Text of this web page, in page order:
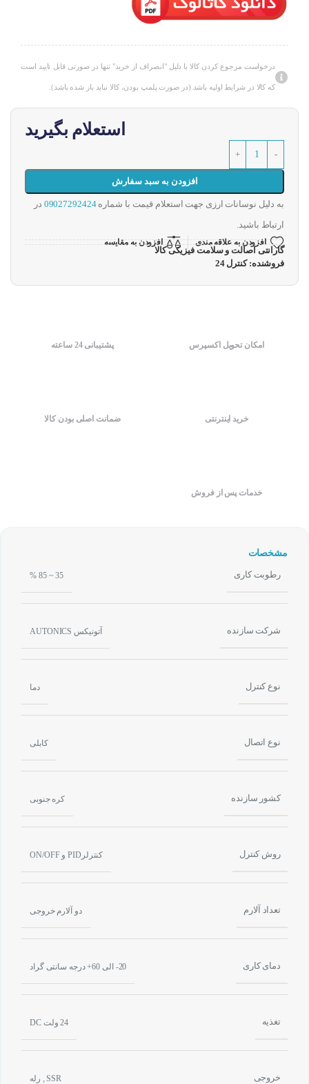
درخواست مرجوع کردن کالا با دلیل "انصراف از خرید" تنها در صورتی قابل تایید است
که کالا در شرایط اولیه باشد (در صورت پلمپ بودن، کالا نباید باز شده باشد).
استعلام بگیرید
افزودن به سبد سفارش
به دلیل نوسانات ارزی جهت استعلام قیمت با شماره09027292424 در
ارتباط باشید.
افزودن به علاقه مندی افزودن به مقایسه
گارانتی اصالت و سلامت فیزیکی کالا
فروشنده: کنترل 24
امکان تحویل اکسپرس پشتیبانی 24 ساعته
خرید اینترنتی ضمانت اصلی بودن کالا
خدمات پس از فروش
مشخصات
رطوبت کاری 35 ~ 85 %
شرکت سازنده آتونیکس AUTONICS
نوع کنترل دما
نوع اتصال کابلی
کشور سازنده کره جنوبی
روش کنترل کنترلرPID و ON/OFF
تعداد آلارم دو آلارم خروجی
دمای کاری 20- الی 60+ درجه سانتی گراد
تغذیه 24 ولت DC
خروجی SSR رله